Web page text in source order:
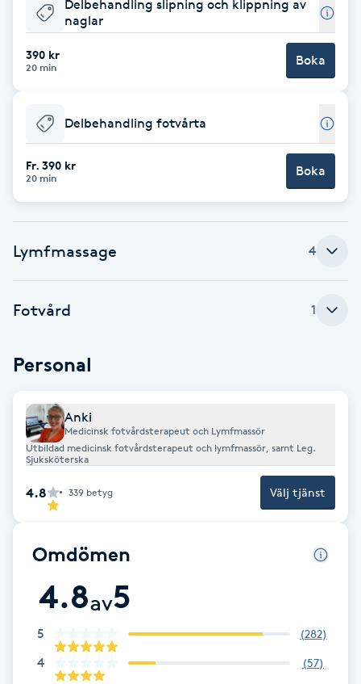
Babylights
Balayage
Bambumassage
Barber
BIAB
Blowout
Brynfärgning
Bröllopsuppsättning
Celluliter
Coachning
Delbehandling slipning och klippning av
naglar
390 kr
20 min Boka
Delbehandling fotvårta
Fr. 390 kr
20 min Boka
Lymfmassage 4
Fotvård 1
Personal
Anki
Medicinsk fotvårdsterapeut och Lymfmassör
Utbildad medicinsk fotvårdsterapeut och lymfmassör, samt Leg.
Sjuksköterska
4.8 339 betyg Välj tjänst
Omdömen
4.8av5
5 (282)
4 (57)